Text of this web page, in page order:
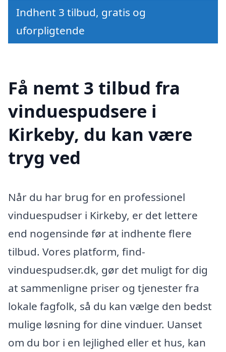
Indhent 3 tilbud, gratis og
uforpligtende
Få nemt 3 tilbud fra
vinduespudsere i
Kirkeby, du kan være
tryg ved
Når du har brug for en professionel
vinduespudser i Kirkeby, er det lettere
end nogensinde før at indhente flere
tilbud. Vores platform, find-
vinduespudser.dk, gør det muligt for dig
at sammenligne priser og tjenester fra
lokale fagfolk, så du kan vælge den bedst
mulige løsning for dine vinduer. Uanset
om du bor i en lejlighed eller et hus, kan